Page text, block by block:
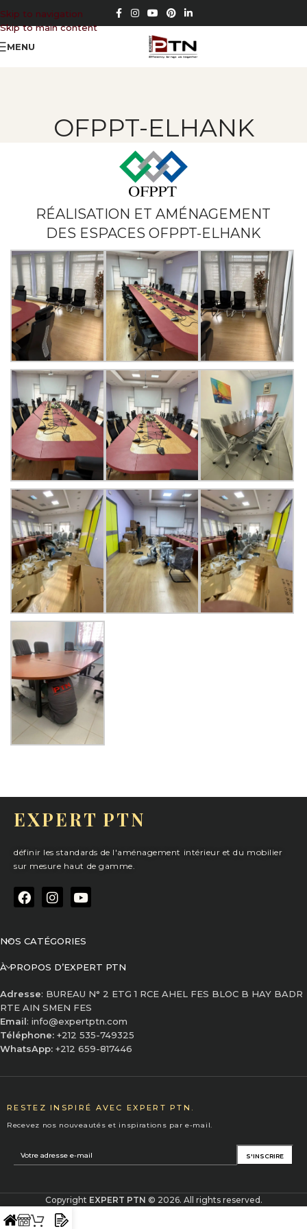
Skip to navigation
Skip to main content
MENU
OFPPT-ELHANK
RÉALISATION ET AMÉNAGEMENT
DES ESPACES OFPPT-ELHANK
EXPERT PTN
définir les standards de l'aménagement intérieur et du mobilier
sur mesure haut de gamme.
NOS CATÉGORIES
À PROPOS D’EXPERT PTN
Adresse: BUREAU N° 2 ETG 1 RCE AHEL FES BLOC B HAY BADR
RTE AIN SMEN FES
Email: info@expertptn.com
Téléphone: +212 535-749325
WhatsApp: +212 659-817446
RESTEZ INSPIRÉ AVEC EXPERT PTN.
Recevez nos nouveautés et inspirations par e-mail.
Copyright EXPERT PTN © 2026. All rights reserved.